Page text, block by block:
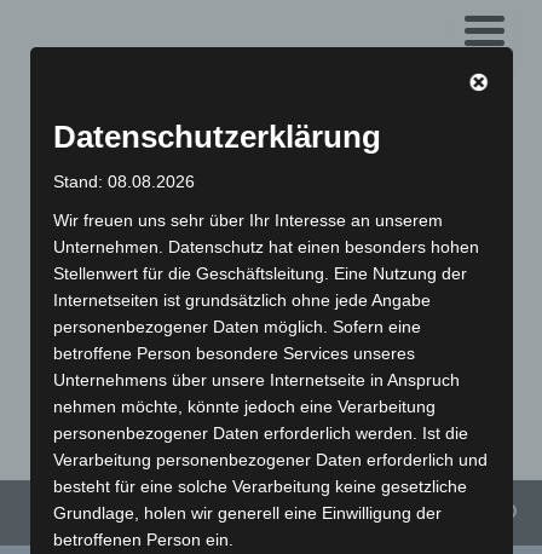
Spezialist für
klassische Roller und
Motorräder
Vespa Schaltroller | Simson | MZ | IWL | BMW K-Serie | BMW R-
Serie | Yamaha SR 500 | Yamaha XT 500
Menü
Datenschutzerklärung
Stand: 08.08.2026
Wir freuen uns sehr über Ihr Interesse an unserem
Unternehmen. Datenschutz hat einen besonders hohen
Stellenwert für die Geschäftsleitung. Eine Nutzung der
Internetseiten ist grundsätzlich ohne jede Angabe
personenbezogener Daten möglich. Sofern eine
betroffene Person besondere Services unseres
Unternehmens über unsere Internetseite in Anspruch
nehmen möchte, könnte jedoch eine Verarbeitung
personenbezogener Daten erforderlich werden. Ist die
Verarbeitung personenbezogener Daten erforderlich und
besteht für eine solche Verarbeitung keine gesetzliche
Grundlage, holen wir generell eine Einwilligung der
betroffenen Person ein.